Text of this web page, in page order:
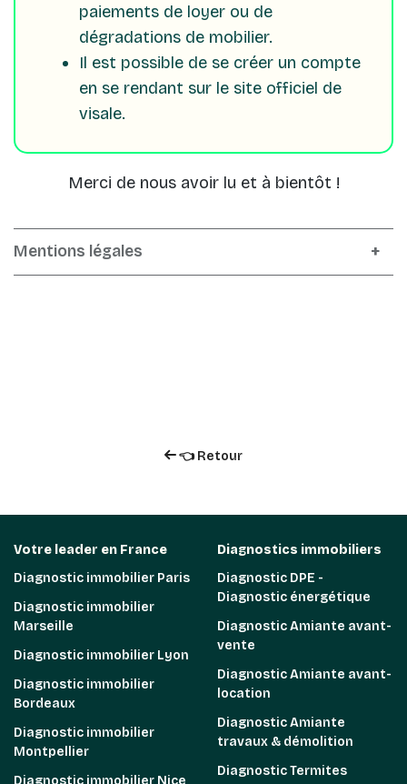
paiements de loyer ou de
dégradations de mobilier.
Il est possible de se créer un compte
en se rendant sur le site officiel de
visale.
Merci de nous avoir lu et à bientôt !
Mentions légales
👈 Retour
Votre leader en France
Diagnostic immobilier Paris
Diagnostic immobilier
Marseille
Diagnostic immobilier Lyon
Diagnostic immobilier
Bordeaux
Diagnostic immobilier
Montpellier
Diagnostic immobilier Nice
Diagnostics immobiliers
Diagnostic DPE -
Diagnostic énergétique
Diagnostic Amiante avant-
vente
Diagnostic Amiante avant-
location
Diagnostic Amiante
travaux & démolition
Diagnostic Termites